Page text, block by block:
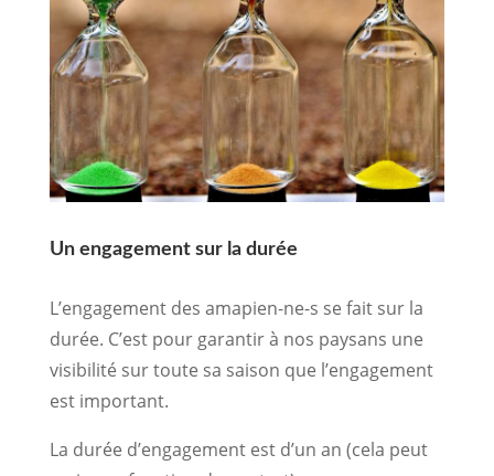
Un engagement sur la durée
L’engagement des amapien-ne-s se fait sur la
durée. C’est pour garantir à nos paysans une
visibilité sur toute sa saison que l’engagement
est important.
La durée d’engagement est d’un an (cela peut